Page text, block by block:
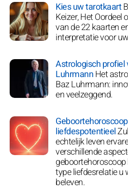
Kies uw tarotkaart
Keizer, Het Oordeel
van de 22 kaarten
interpretatie voor
Astrologisch profiel
LuhrmannHet
Baz Luhrmann:
en veelzeggend.
liefdespotentieel
echtelijk leven
verschillende
type liefdesrelatie
beleven.